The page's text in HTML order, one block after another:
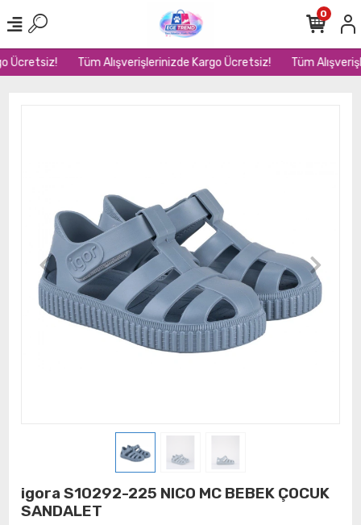
Ücretsiz! Tüm Alışverişlerinizde Kargo Ücretsiz! Tüm
0
igora S10292-225 NICO MC BEBEK ÇOCUK
SANDALET